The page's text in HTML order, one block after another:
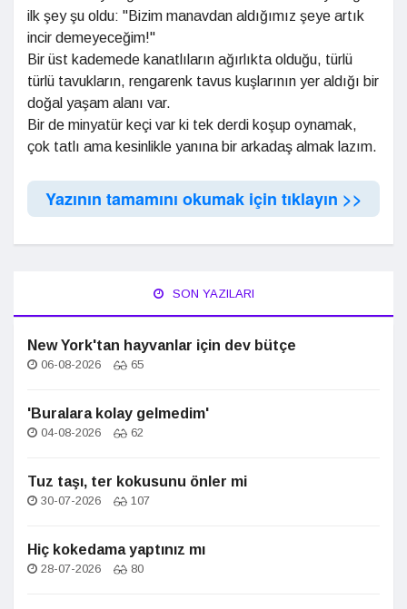
ilk şey şu oldu: "Bizim manavdan aldığımız şeye artık
incir demeyeceğim!"
Bir üst kademede kanatlıların ağırlıkta olduğu, türlü
türlü tavukların, rengarenk tavus kuşlarının yer aldığı bir
doğal yaşam alanı var.
Bir de minyatür keçi var ki tek derdi koşup oynamak,
çok tatlı ama kesinlikle yanına bir arkadaş almak lazım.
Yazının tamamını okumak için tıklayın >>
SON YAZILARI
New York'tan hayvanlar için dev bütçe
06-08-2026 65
'Buralara kolay gelmedim'
04-08-2026 62
Tuz taşı, ter kokusunu önler mi
30-07-2026 107
Hiç kokedama yaptınız mı
28-07-2026 80